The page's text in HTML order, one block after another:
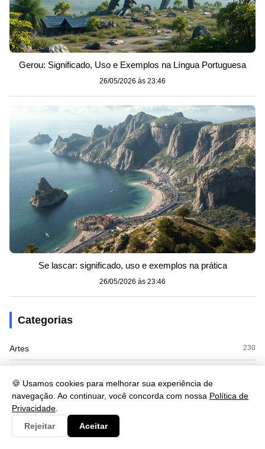
🍪 Usamos cookies para melhorar sua experiência de
navegação. Ao continuar, você concorda com nossa Política de
Privacidade
Rejeitar
Aceitar
Gerou: Significado, Uso e Exemplos na Língua Portuguesa
26/05/2026 às 23:46
Se lascar: significado, uso e exemplos na prática
26/05/2026 às 23:46
Categorias
Artes 230
Clima
Cultura
Economia